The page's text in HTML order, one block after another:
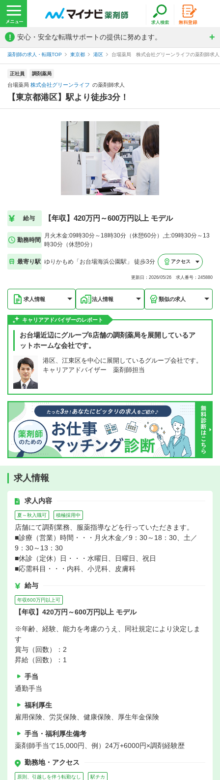
! 安心・安全な転職サポートの提供に努めます。
薬剤師の求人・転職TOP 東京都 港区 台場薬局 株式会社グリーンライフの薬剤師求人
正社員 調剤薬局
台場薬局 株式会社グリーンライフ の薬剤師求人
【東京都港区】駅より徒歩3分！
給与 【年収】420万円～600万円以上 モデル
勤務時間
月火木金:09時30分～18時30分（休憩60分）,土:09時30分～13
時30分（休憩0分）
最寄り駅 ゆりかもめ「お台場海浜公園駅」 徒歩3分 アクセス
更新日：2026/05/26 求人番号：245880
求人情報 法人情報 類似の求人
キャリアアドバイザーのレポート
お台場近辺にグループ6店舗の調剤薬局を展開しているア
ットホームな会社です。
港区、江東区を中心に展開しているグループ会社です。
キャリアアドバイザー 薬剤師担当
求人情報
求人内容
夏～秋入職可 積極採用中
店舗にて調剤業務、服薬指導などを行っていただきます。
■診療（営業）時間・・・月火木金／9：30～18：30、土／
9：30～13：30
■休診（定休）日・・・水曜日、日曜日、祝日
■応需科目・・・内科、小児科、皮膚科
給与
年収600万円以上可
【年収】420万円～600万円以上 モデル
※年齢、経験、能力を考慮のうえ、同社規定により決定しま
す
賞与（回数）：2
昇給（回数）：1
手当
通勤手当
福利厚生
雇用保険、労災保険、健康保険、厚生年金保険
手当・福利厚生備考
薬剤師手当て15,000円、例）24万+6000円×調剤経験歴
勤務地・アクセス
原則、引越しを伴う転勤なし 駅チカ